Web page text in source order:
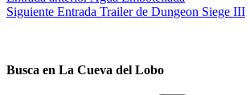
Siguiente Entrada Trailer de Dungeon Siege III
Busca en La Cueva del Lobo